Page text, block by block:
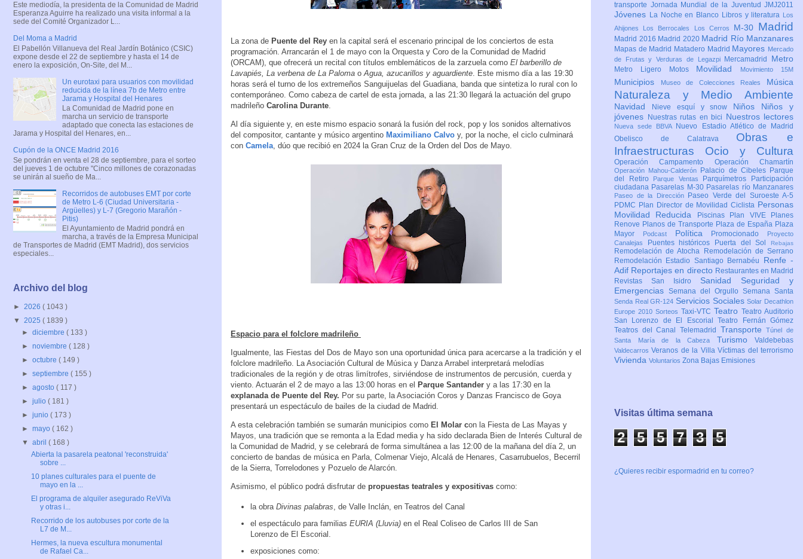
La zona de Puente del Rey en la capital será el escenario principal de los conciertos de esta
programación. Arrancarán el 1 de mayo con la Orquesta y Coro de la Comunidad de Madrid
(ORCAM), que ofrecerá un recital con títulos emblemáticos de la zarzuela como El barberillo de
Lavapiés, La verbena de La Paloma o Agua, azucarillos y aguardiente . Este mismo día a las 19:30
horas será el turno de los extremeños Sanguijuelas del Guadiana, banda que sintetiza lo rural con lo
contemporáneo. Como cabeza de cartel de esta jornada, a las 21:30 llegará la actuación del grupo
madrileño Carolina Durante
Al día siguiente y, en este mismo espacio sonará la fusión del rock, pop y los sonidos alternativos
del compositor, cantante y músico argentino Maximiliano Calvo y, por la noche, el ciclo culminará
con Camela , dúo que recibió en 2024 la Gran Cruz de la Orden del Dos de Mayo.
Espacio para el folclore madrileño
Igualmente, las Fiestas del Dos de Mayo son una oportunidad única para acercarse a la tradición y el
folclore madrileño. La Asociación Cultural de Música y Danza Arrabel interpretará melodías
tradicionales de la región y de otras limítrofes, sirviéndose de instrumentos de percusión, cuerda y
viento. Actuarán el 2 de mayo a las 13:00 horas en el Parque Santander y a las 17:30 en la
explanada de Puente del Rey. Por su parte, la Asociación Coros y Danzas Francisco de Goya
presentará un espectáculo de bailes de la ciudad de Madrid.
A esta celebración también se sumarán municipios como El Molar con la Fiesta de Las Mayas y
Mayos, una tradición que se remonta a la Edad media y ha sido declarada Bien de Interés Cultural de
la Comunidad de Madrid, y se celebrará de forma simultánea a las 12:00 de la mañana del día 2, un
concierto de bandas de música en Parla, Colmenar Viejo, Alcalá de Henares, Casarrubuelos, Becerril
de la Sierra, Torrelodones y Pozuelo de Alarcón.
Asimismo, el público podrá disfrutar de propuestas teatrales y expositivas como:
la obra Divinas palabras, de Valle Inclán, en Teatros del Canal
el espectáculo para familias EURIA (Lluvia) en el Real Coliseo de Carlos III de San
Lorenzo de El Escorial.
exposiciones como:
Este mediodía, la presidenta de la Comunidad de Madrid
Esperanza Aguirre ha realizado una visita informal a la
sede del Comité Organizador L...
Del Moma a Madrid
El Pabellón Villanueva del Real Jardín Botánico (CSIC)
expone desde el 22 de septiembre y hasta el 14 de
enero la exposición, On-Site, del M...
Un eurotaxi para usuarios con movilidad
reducida de la línea 7b de Metro entre
Jarama y Hospital del Henares
La Comunidad de Madrid pone en
marcha un servicio de transporte
adaptado que conecta las estaciones de
Jarama y Hospital del Henares, en...
Cupón de la ONCE Madrid 2016
Se pondrán en venta el 28 de septiembre, para el sorteo
del jueves 1 de octubre "Cinco millones de corazonadas
se unirán al sueño de Ma...
Recorridos de autobuses EMT por corte
de Metro L-6 (Ciudad Universitaria -
Argüelles) y L-7 (Gregorio Marañón -
Pitis)
El Ayuntamiento de Madrid pondrá en
marcha, a través de la Empresa Municipal
de Transportes de Madrid (EMT Madrid), dos servicios
especiales...
Archivo del blog
► 2026 ( 1043 )
▼ 2025 ( 1839 )
►diciembre( 133 )
►noviembre( 128 )
►octubre( 149 )
►septiembre( 155 )
►agosto( 117 )
►julio( 181 )
►junio( 173 )
►mayo( 162 )
▼abril( 168 )
Abierta la pasarela peatonal 'reconstruida'
sobre ...
10 planes culturales para el puente de
mayo en la ...
El programa de alquiler asegurado ReViVa
y otras i...
Recorrido de los autobuses por corte de la
L7 de M...
Hermes, la nueva escultura monumental
de Rafael Ca...
transporte Jornada Mundial de la Juventud JMJ2011
Jóvenes La Noche en Blanco Libros y literatura
Los
Ahijones
Los Berrocales Los Cerros M-30 Madrid
Madrid 2016 Madrid 2020 Madrid Río Manzanares
Mapas de Madrid Matadero Madrid Mayores Mercado
de Frutas y Verduras de Legazpi
Mercamadrid Metro
Metro Ligero Motos Movilidad Movimiento 15M
Municipios Museo de Colecciones Reales Música
Naturaleza y Medio Ambiente
Navidad Nieve esquí y snow Niños Niños y
jóvenes
Nuestras rutas en bici Nuestros lectores
Nueva sede BBVA
Nuevo Estadio Atlético de Madrid
Obelisco de Calatrava Obras e
Infraestructuras Ocio y Cultura
Operación Campamento Operación Chamartín
Operación Mahou-Calderón Palacio de Cibeles Parque
del Retiro
Parque Ventas Parquímetros
Participación
ciudadana Pasarelas M-30 Pasarelas río Manzanares
Paseo de la Dirección
Paseo Verde del Suroeste A-5
PDMC Plan Director de Movilidad Ciclista Personas
Movilidad Reducida
Piscinas Plan VIVE
Planes
Renove Planos de Transporte Plaza de España Plaza
Mayor
Podcast Política Promocionado
Proyecto
Canalejas
Puentes históricos Puerta del Sol Rebajas
Remodelación de Atocha
Remodelación de Serrano
Remodelación Estadio Santiago Bernabéu Renfe -
Adif Reportajes en directo Restaurantes en Madrid
Revistas San Isidro Sanidad Seguridad y
Emergencias Semana del Orgullo Semana Santa
Senda Real GR-124 Servicios SocialesSolar Decathlon
Europe 2010 Sorteos Taxi-VTC Teatro Teatro Auditorio
San Lorenzo de El EscorialTeatro Fernán Gómez
Teatros del Canal Telemadrid TransporteTúnel de
Santa María de la Cabeza Turismo Valdebebas
ValdecarrosVeranos de la VillaVíctimas del terrorismo
Vivienda Voluntarios Zona Bajas Emisiones
Visitas última semana
2 5 5 7 3 6
¿Quieres recibir espormadrid en tu correo?